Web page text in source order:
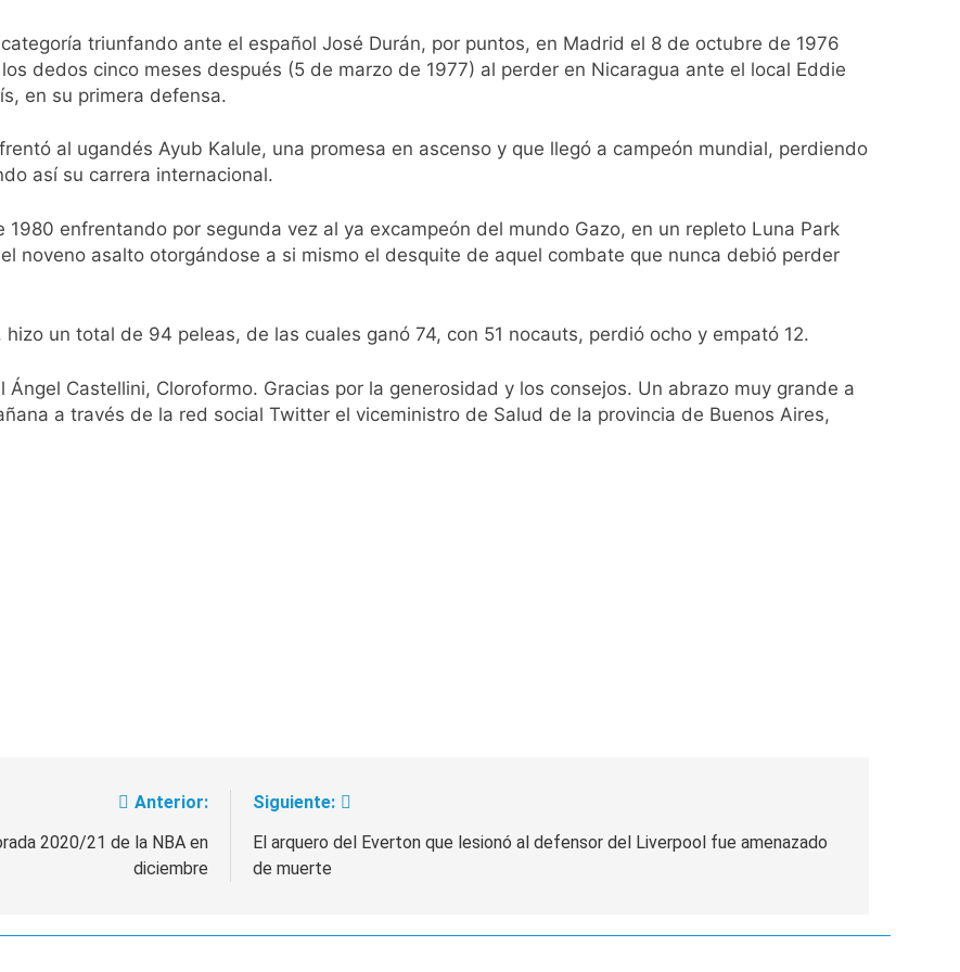
al abogado libertario que propuso tirar napalm sobre el Gran Buenos Aires
al líder Gimnasia de Jujuy y volvió a ilusionarse con el Reducido
el peor momento de su relación
anticipa gran paridad para 2027 y da un ganador para el balotaje
a un hombre que amenazó a Milei a través de TikTok
capacitan a agentes municipales de Quilmes en la causa Malvinas
triunfando ante el español José Durán, por puntos, en Madrid el 8 de octubre de 1976
dedos cinco meses después (5 de marzo de 1977) al perder en Nicaragua ante el local Eddie
en su primera defensa.
al ugandés Ayub Kalule, una promesa en ascenso y que llegó a campeón mundial, perdiendo
así su carrera internacional.
enfrentando por segunda vez al ya excampeón del mundo Gazo, en un repleto Luna Park
noveno asalto otorgándose a si mismo el desquite de aquel combate que nunca debió perder
un total de 94 peleas, de las cuales ganó 74, con 51 nocauts, perdió ocho y empató 12.
Ángel Castellini, Cloroformo. Gracias por la generosidad y los consejos. Un abrazo muy grande a
a través de la red social Twitter el viceministro de Salud de la provincia de Buenos Aires,
Anterior:
2020/21 de la NBA en
diciembre
Siguiente:
El arquero del Everton que lesionó al defensor del Liverpool fue amenazado
de muerte